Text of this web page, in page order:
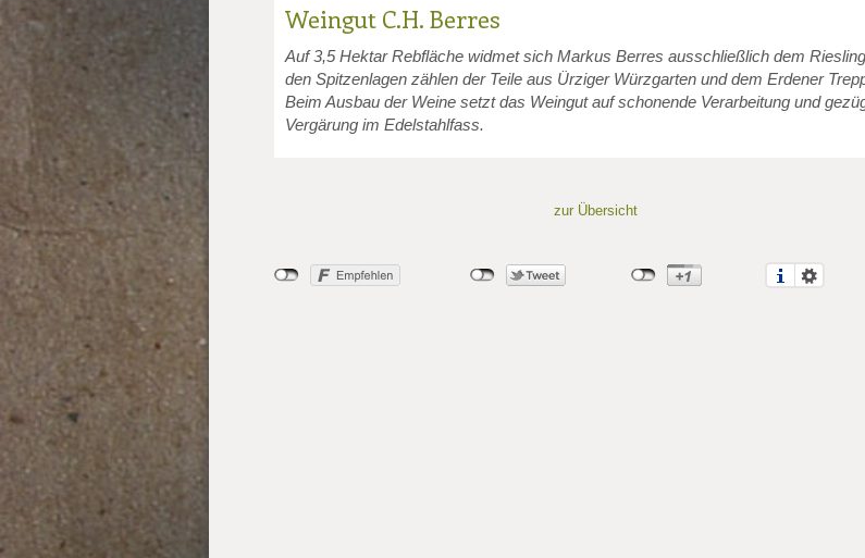
Weingut C.H. Berres
Auf 3,5 Hektar Rebfläche widmet sich Markus Berres ausschließlich dem
den Spitzenlagen zählen der Teile aus Ürziger Würzgarten und dem Erdener
Beim Ausbau der Weine setzt das Weingut auf schonende Verarbeitung und
Vergärung im Edelstahlfass.
zur Übersicht